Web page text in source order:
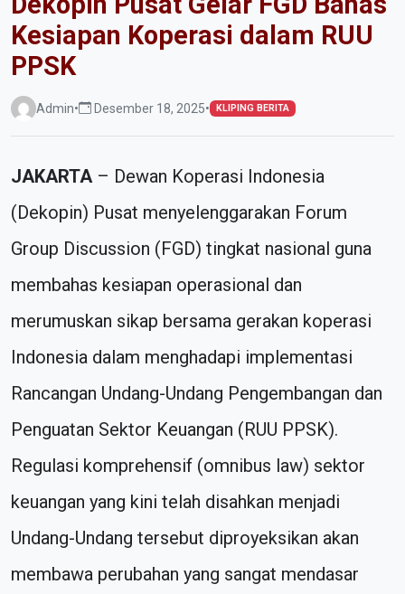
Kesiapan Koperasi dalam RUU
PPSK
Admin• Desember 18, 2025• KLIPING BERITA
JAKARTA– Dewan Koperasi Indonesia
(Dekopin) Pusat menyelenggarakan Forum
Group Discussion (FGD) tingkat nasional guna
membahas kesiapan operasional dan
merumuskan sikap bersama gerakan koperasi
Indonesia dalam menghadapi implementasi
Rancangan Undang-Undang Pengembangan dan
Penguatan Sektor Keuangan (RUU PPSK).
Regulasi komprehensif (omnibus law) sektor
keuangan yang kini telah disahkan menjadi
Undang-Undang tersebut diproyeksikan akan
membawa perubahan yang sangat mendasar